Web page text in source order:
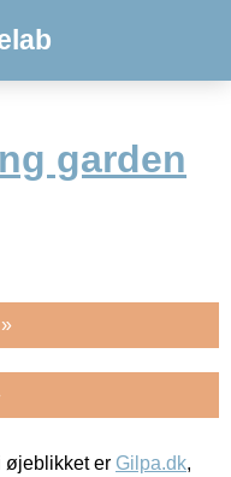
garden
øjeblikket er Gilpa.dk,